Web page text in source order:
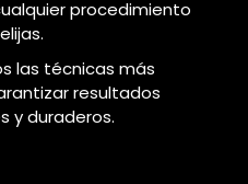
procedimiento
las técnicas más
resultados
y duraderos.